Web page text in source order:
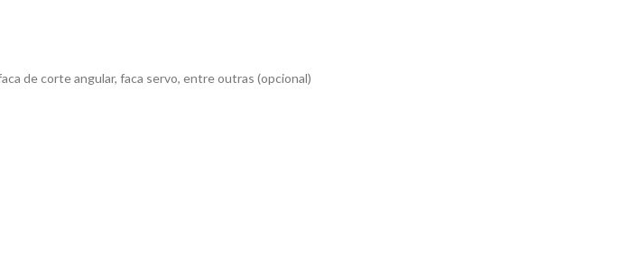
de corte angular, faca servo, entre outras (opcional)